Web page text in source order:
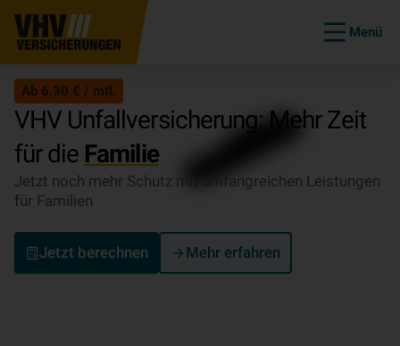
Menü
Ab 6,30 € / mtl.
VHV Unfallversicherung: Mehr Zeit
für die Familie
Jetzt noch mehr Schutz mit umfangreichen Leistungen
für Familien
Jetzt berechnen Mehr erfahren